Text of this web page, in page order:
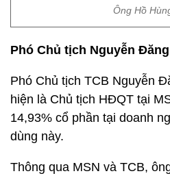
Ông Hồ
Phó Chủ tịch Nguyễn
Phó Chủ tịch TCB Nguyễn
hiện là Chủ tịch HĐQT tại
14,93% cổ phần tại doanh
dùng này.
Thông qua MSN và TCB,